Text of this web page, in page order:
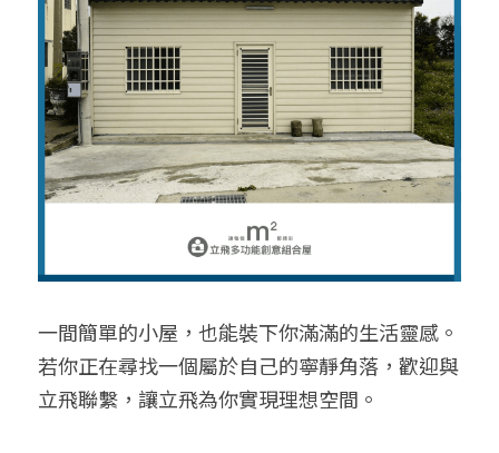
一間簡單的小屋，也能裝下你滿滿的生活靈感。
若你正在尋找一個屬於自己的寧靜角落，歡迎與
立飛聯繫，讓立飛為你實現理想空間。